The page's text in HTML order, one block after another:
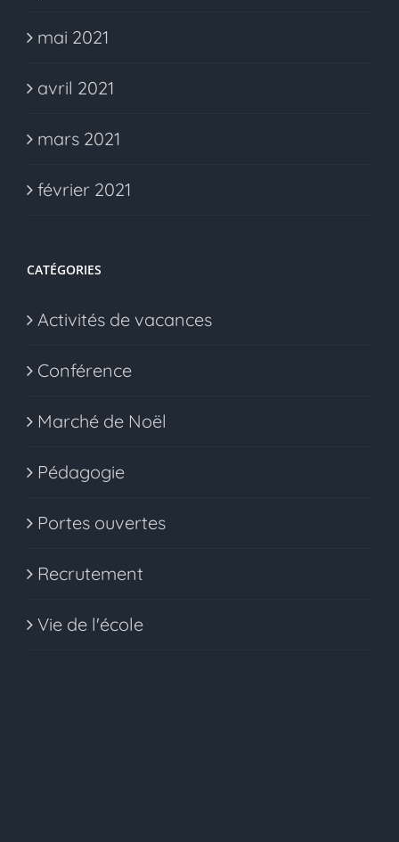
mai 2021
avril 2021
mars 2021
février 2021
CATÉGORIES
Activités de vacances
Conférence
Marché de Noël
Pédagogie
Portes ouvertes
Recrutement
Vie de l'école